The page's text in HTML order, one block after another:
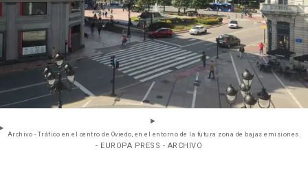
Archivo - Tráfico en el centro de Oviedo, en el entorno de la futura zona de bajas emisiones.
- EUROPA PRESS - ARCHIVO